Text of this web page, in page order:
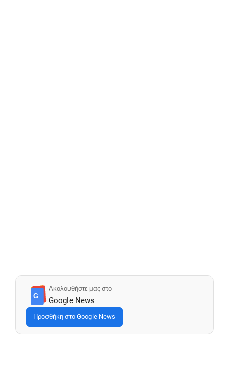
G≡
Ακολουθήστε μας στο
Google News
Προσθήκη στο Google News